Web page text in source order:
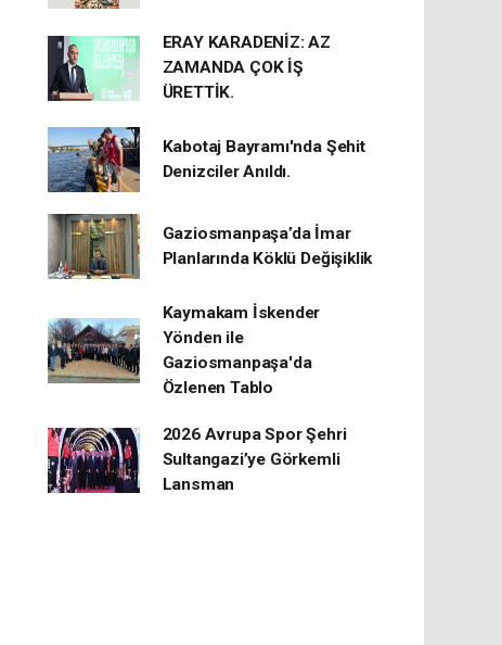
ERAY KARADENİZ: AZ
ZAMANDA ÇOK İŞ
ÜRETTİK.
Kabotaj Bayramı'nda Şehit
Denizciler Anıldı.
Gaziosmanpaşa’da İmar
Planlarında Köklü Değişiklik
Kaymakam İskender
Yönden ile
Gaziosmanpaşa'da
Özlenen Tablo
2026 Avrupa Spor Şehri
Sultangazi’ye Görkemli
Lansman